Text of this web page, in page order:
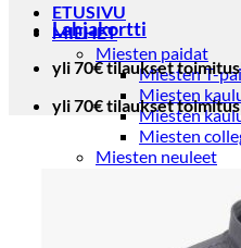
ETUSIVU
MIEHET
Miesten paidat
Miesten T-
Miesten
Miesten
Miesten
Miesten neuleet
Miesten
Lahjakortti
yli 70€ tilaukset
yli 70€ tilaukset